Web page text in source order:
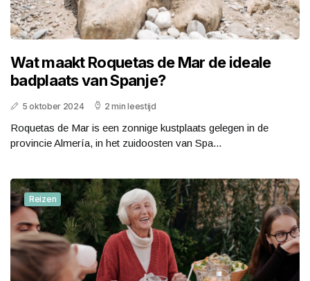
Wat maakt Roquetas de Mar de ideale
badplaats van Spanje?
5 oktober 2024 2 min leestijd
Roquetas de Mar is een zonnige kustplaats gelegen in de
provincie Almería, in het zuidoosten van Spa...
Reizen